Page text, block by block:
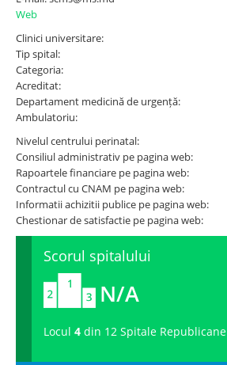
Spitale.MD
Centrul PAS
Școala E-Sănătate
SanoTeca
Web
Clinici universitare:
Tip spital:
Categoria:
Acreditat:
Departament medicină de urgență:
Ambulatoriu:
Nivelul centrului perinatal:
Consiliul administrativ pe pagina web:
Rapoartele financiare pe pagina web:
Contractul cu CNAM pe pagina web:
Informatii achizitii publice pe pagina web:
Chestionar de satisfactie pe pagina web:
Scorul spitalului
N/A
Locul 4 din 12 Spitale Republicane